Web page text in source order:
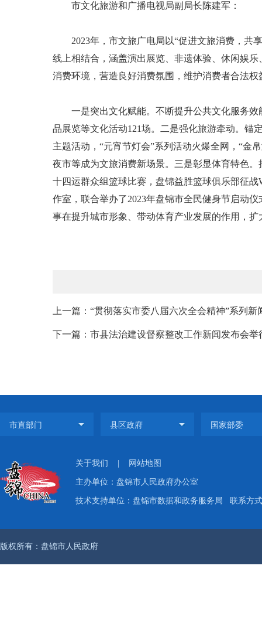
市文化旅游和广播电视局副局长陈建军：
2023年，市文旅广电局以“促进文旅消费，共享
线上相结合，涵盖演出展览、非遗体验、休闲娱
消费环境，营造良好消费氛围，维护消费者合法
一是突出文化赋能。不断提升公共文化服务效
品展览等文化活动121场。二是强化旅游牵动。锚
主题活动，“元宵节灯会”系列活动火爆全网，“金
夜市等成为文旅消费新场景。三是彰显体育特色
十四运群众组篮球比赛，盘锦益胜篮球俱乐部征
作室，联合举办了2023年盘锦市全民健身节启动
事在提升城市形象、带动体育产业发展的作用，
上一篇：“贯彻落实市委八届六次全会精神”系列
下一篇：市县法治建设督察整改工作新闻发布会举
关于我们 网站地图
主办单位：盘锦市人民政府办公室
技术支持单位：盘锦市数据和政务服务局 联系方
版权所有：盘锦市人民政府